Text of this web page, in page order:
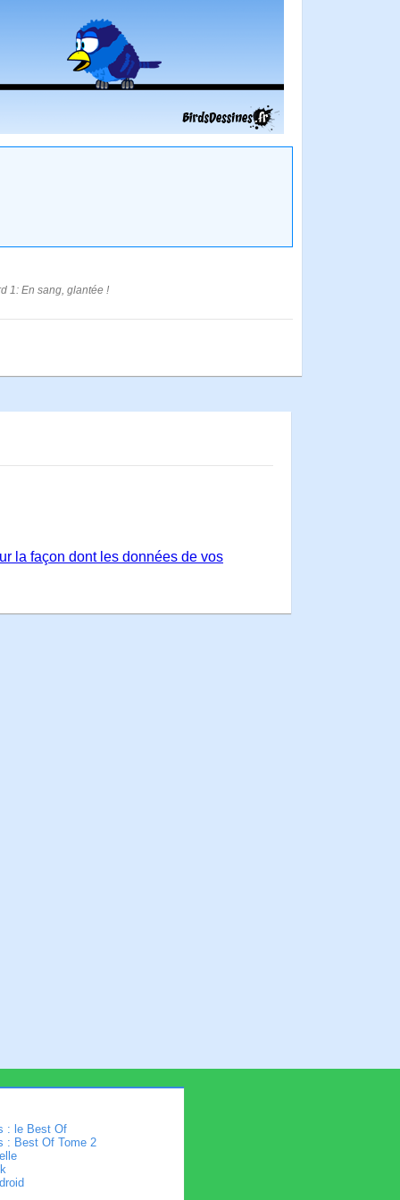
1: En sang, glantée !
la façon dont les données de vos
: le Best Of
: Best Of Tome 2